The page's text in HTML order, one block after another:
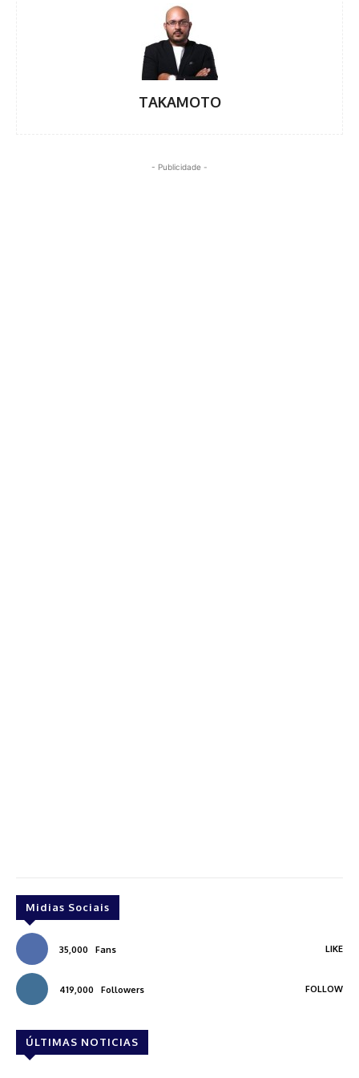
TAKAMOTO
- Publicidade -
Midias Sociais
35,000 Fans LIKE
419,000 Followers FOLLOW
ÚLTIMAS NOTICIAS